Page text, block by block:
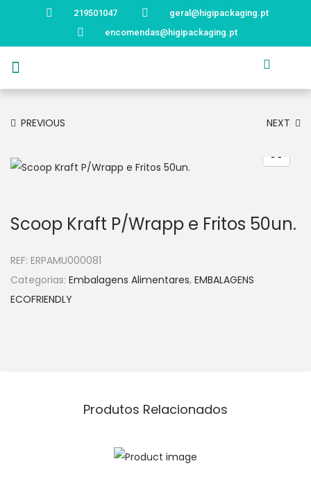
219501047
geral@higipackaging.pt
encomendas@higipackaging.pt
PREVIOUS NEXT
Scoop Kraft P/Wrapp e Fritos 50un.
REF: ERPAMU000081
Categorias: Embalagens Alimentares, EMBALAGENS
ECOFRIENDLY
Produtos Relacionados